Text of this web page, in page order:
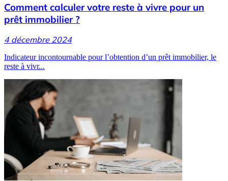
Comment calculer votre reste à vivre pour un
prêt immobilier ?
4 décembre 2024
Indicateur incontournable pour l’obtention d’un prêt immobilier, le
reste à vivr...